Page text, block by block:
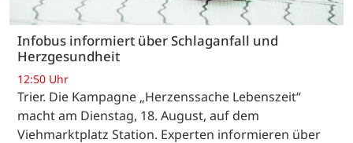
Infobus informiert über Schlaganfall und
Herzgesundheit
12:50 Uhr
Trier. Die Kampagne „Herzenssache Lebenszeit“
macht am Dienstag, 18. August, auf dem
Viehmarktplatz Station. Experten informieren über